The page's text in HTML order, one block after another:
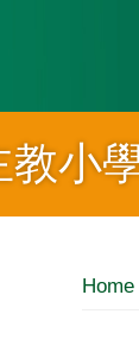
小
Home